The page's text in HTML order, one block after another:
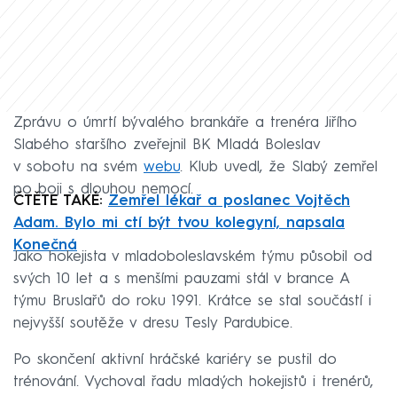
Zprávu o úmrtí bývalého brankáře a trenéra Jiřího
Slabého staršího zveřejnil BK Mladá Boleslav
v sobotu na svém webu. Klub uvedl, že Slabý zemřel
po boji s dlouhou nemocí.
ČTĚTE TAKÉ: Zemřel lékař a poslanec Vojtěch
Adam. Bylo mi ctí být tvou kolegyní, napsala
Konečná
Jako hokejista v mladoboleslavském týmu působil od
svých 10 let a s menšími pauzami stál v brance A
týmu Bruslařů do roku 1991. Krátce se stal součástí i
nejvyšší soutěže v dresu Tesly Pardubice.
Po skončení aktivní hráčské kariéry se pustil do
trénování. Vychoval řadu mladých hokejistů i trenérů,